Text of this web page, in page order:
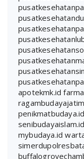
apotekmk.id
penikmatbudaya.id
senibudayaislam.id
mybudaya.id